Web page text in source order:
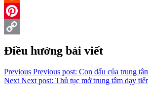
Reddit
Pinterest
Điều hướng bài viết
Previous Previous post: Con dấu của trung
Next Next post: Thủ tục mở trung tâm dạy